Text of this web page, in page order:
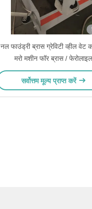
नल फाउंड्री ब्रास ग्रेविटी व्हील वेट
मरो मशीन फॉर ब्रास / फेरोलाइल
सर्वोत्तम मूल्य प्राप्त करें